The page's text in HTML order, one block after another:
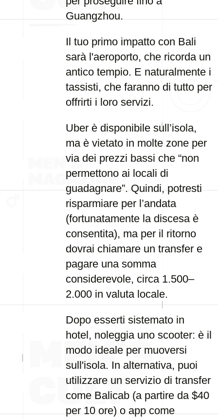
Guangzhou.
Il tuo primo impatto con Bali
sarà l'aeroporto, che ricorda un
antico tempio. E naturalmente i
tassisti, che faranno di tutto per
offrirti i loro servizi.
Uber è disponibile sull’isola,
ma è vietato in molte zone per
via dei prezzi bassi che “non
permettono ai locali di
guadagnare”. Quindi, potresti
risparmiare per l’andata
(fortunatamente la discesa è
consentita), ma per il ritorno
dovrai chiamare un transfer e
pagare una somma
considerevole, circa 1.500–
2.000 in valuta locale.
Dopo esserti sistemato in
hotel, noleggia uno scooter: è il
modo ideale per muoversi
sull'isola. In alternativa, puoi
utilizzare un servizio di transfer
come Balicab (a partire da $40
per 10 ore) o app come